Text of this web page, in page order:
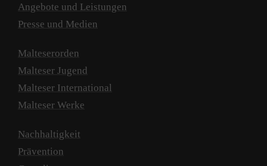
Angebote und Leistungen
Presse und Medien
Malteserorden
Malteser Jugend
Malteser International
Malteser Werke
Nachhaltigkeit
Prävention